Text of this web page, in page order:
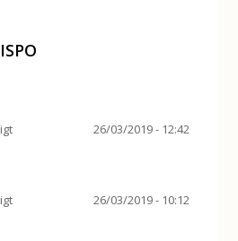
26/03/2019 - 12:42
26/03/2019 - 10:12